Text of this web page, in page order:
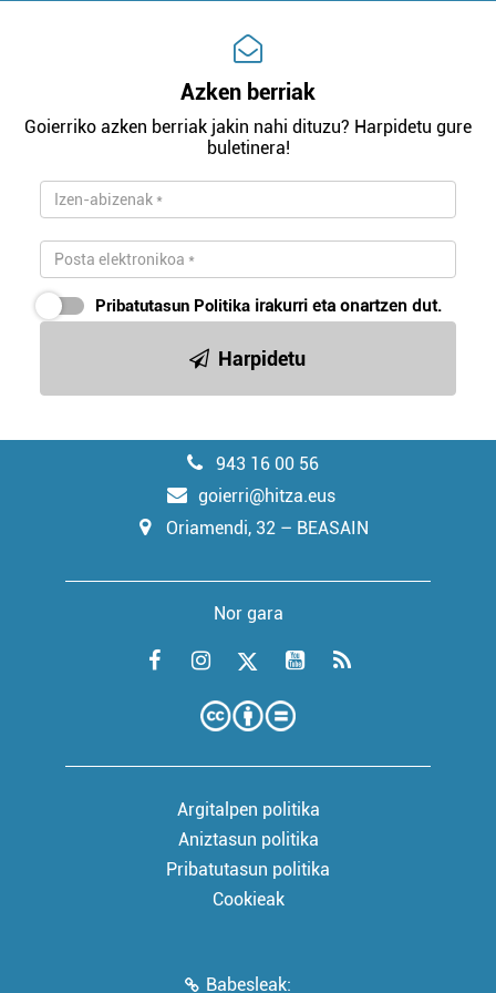
Azken berriak
Goierriko azken berriak jakin nahi dituzu? Harpidetu gure
buletinera!
Pribatutasun Politika irakurri eta onartzen dut.
Harpidetu
943 16 00 56
goierri@hitza.eus
Oriamendi, 32 – BEASAIN
Nor gara
Argitalpen politika
Aniztasun politika
Pribatutasun politika
Cookieak
Babesleak: